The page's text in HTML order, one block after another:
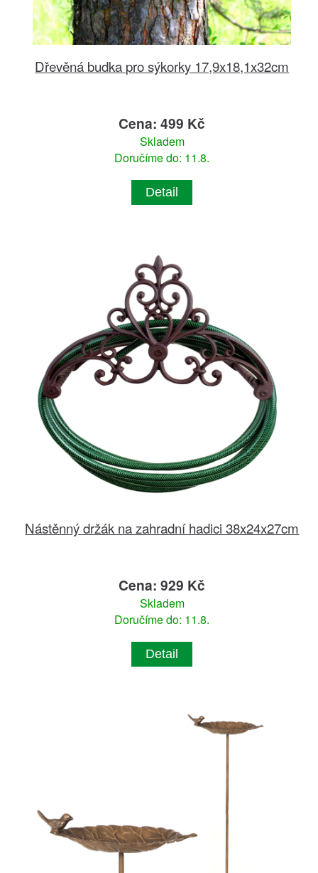
Dřevěná budka pro sýkorky 17,9x18,1x32cm
Cena: 499 Kč
Skladem
Doručíme do: 11.8.
Detail
Nástěnný držák na zahradní hadici 38x24x27cm
Cena: 929 Kč
Skladem
Doručíme do: 11.8.
Detail